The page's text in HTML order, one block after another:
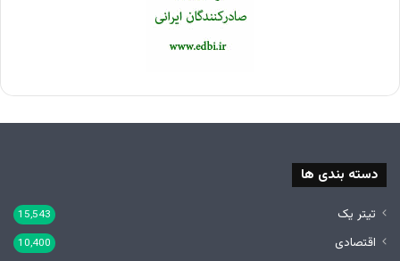
دسته بندی ها
تیتر یک 15,543
اقتصادی 10,400